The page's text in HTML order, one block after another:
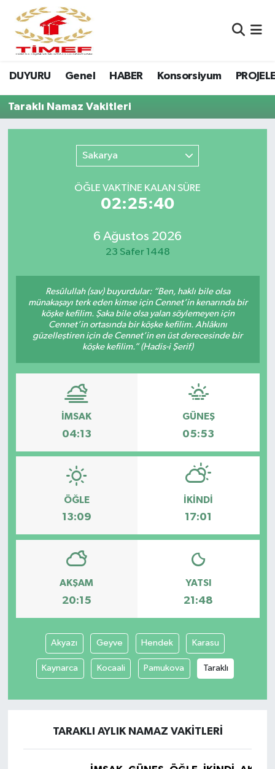
DUYURU Genel HABER Konsorsiyum
Taraklı Namaz Vakitleri
Sakarya
ÖĞLE VAKTİNE KALAN SÜRE
02:25:40
6 Ağustos 2026
23 Safer 1448
Resûlullah (sav) buyurdular: “Ben, haklı bile olsa
münakaşayı terk eden kimse için Cennet’in kenarında bir
köşke kefilim. Şaka bile olsa yalan söylemeyen için
Cennet’in ortasında bir köşke kefilim. Ahlâkını
güzelleştiren için de Cennet’in en üst derecesinde bir
köşke kefilim.” (Hadis-i Şerif)
İMSAK
04:13
GÜNEŞ
05:53
ÖĞLE
13:09
İKINDI
17:01
AKŞAM
20:15
YATSI
21:48
Akyazı Geyve Hendek Karasu
Kaynarca Kocaali Pamukova Taraklı
TARAKLI AYLIK NAMAZ VAKITLERI
Anasayfa Kutu
Anasayfa Manşet
Canlı Yayın
Konsorsiyum
PROJECTS
PROJELER İNGİLİZCE
YEREL MEDYA RAPORU
Nöbetçi Eczaneler
Hava Durumu
Namaz Vakitleri
Tüm Manşetler
Son Dakika Haberleri